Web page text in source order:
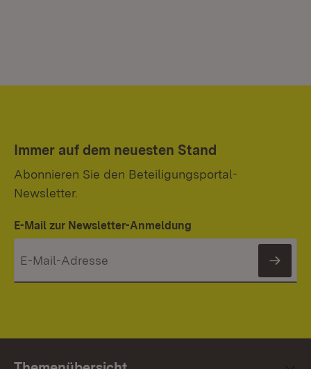
Immer auf dem neuesten Stand
Abonnieren Sie den Beteiligungsportal-
Newsletter.
E-Mail zur Newsletter-Anmeldung